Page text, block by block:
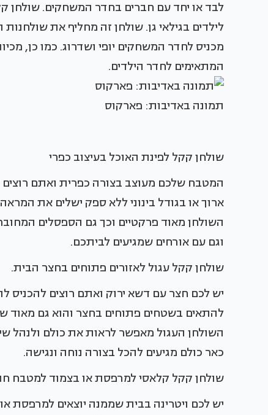
לבד או יחד עם חברים בחדר המשחקים. שולחן
לילדים בגילאי גן. שולחן זה מחליף את
מכניס לחדר המשחקים יופי ושדרוג. כמו כן,
המתאימים לחדר הילדים.
תמונה באדיבות: פארקוס
שולחן קקל לפינת האוכל בעיצוב כפרי
המטבח שלכם מעוצב בצורה כפרית ואתם
ארוך או בגודל בינוני ללא ספק ישלים את
השולחן מאוד פרקטיים וכך גם הספסלים
וגם עם אורחים שמגיעים לביתכם.
שולחן קקל עגול לאזורים פתוחים בחצר הבית.
יש לכם חצר עם דשא ירוק ואתם רוצים להכניס
להתאים בשטחים פתוחים בחצר והוא גם מאוד
השולחן העגול מאפשר לראות את כולם ולנהל
כאר כולם מגיעים להכל בצורה נוחה ונגישה.
שולחן קקל קלאסי למרפסת או בצמוד למטבח
יש לכם ויטרינה בבית שממנה יוצאים למרפסת